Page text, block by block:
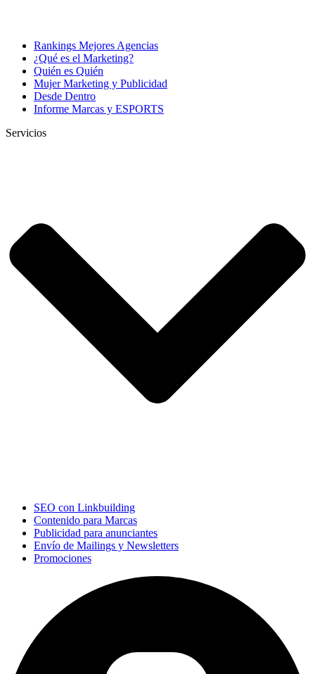
Rankings Mejores Agencias
¿Qué es el Marketing?
Quién es Quién
Mujer Marketing y Publicidad
Desde Dentro
Informe Marcas y ESPORTS
Servicios
SEO con Linkbuilding
Contenido para Marcas
Publicidad para anunciantes
Envío de Mailings y Newsletters
Promociones